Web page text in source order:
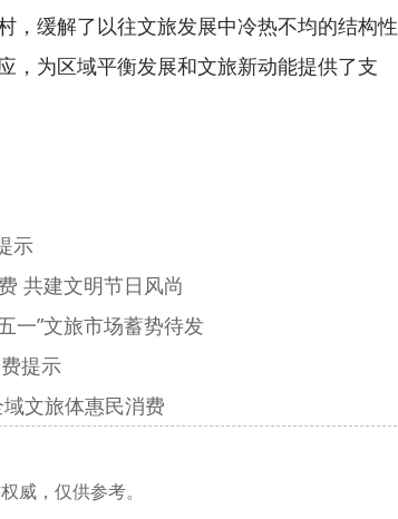
，缓解了以往文旅发展中冷热不均的结构性
，为区域平衡发展和文旅新动能提供了支
示
共建文明节日风尚
一”文旅市场蓄势待发
提示
文旅体惠民消费
威，仅供参考。